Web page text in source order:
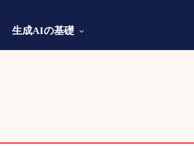
生成AIの基礎